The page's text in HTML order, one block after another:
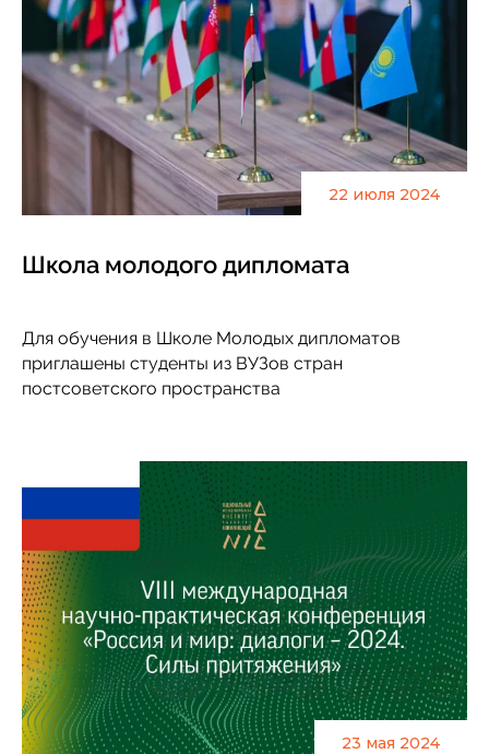
22 июля 2024
Школа молодого дипломата
Для обучения в Школе Молодых дипломатов
приглашены студенты из ВУЗов стран
постсоветского пространства
23 мая 2024